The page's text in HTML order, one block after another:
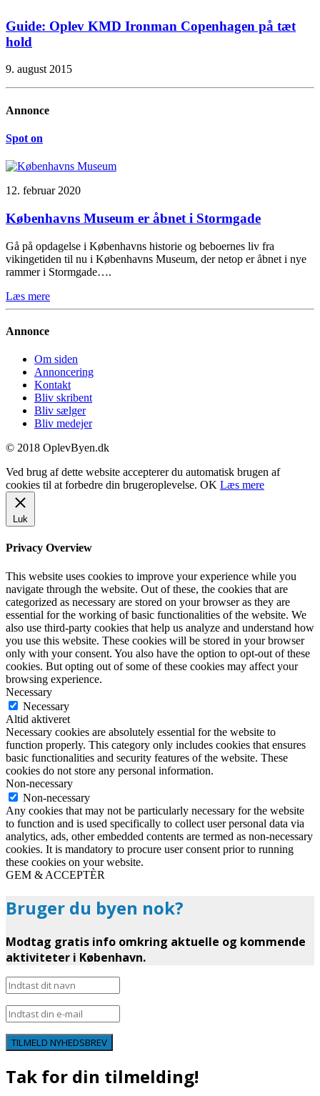
Guide: Oplev KMD Ironman Copenhagen på tæt
hold
9. august 2015
Annonce
Spot on
12. februar 2020
Københavns Museum er åbnet i Stormgade
Gå på opdagelse i Københavns historie og beboernes liv fra
vikingetiden til nu i Københavns Museum, der netop er åbnet i nye
rammer i Stormgade….
Læs mere
Annonce
Om siden
Annoncering
Kontakt
Bliv skribent
Bliv sælger
Bliv medejer
© 2018 OplevByen.dk
Ved brug af dette website accepterer du automatisk brugen af
cookies til at forbedre din brugeroplevelse. OK Læs mere
Luk
Privacy Overview
This website uses cookies to improve your experience while you
navigate through the website. Out of these, the cookies that are
categorized as necessary are stored on your browser as they are
essential for the working of basic functionalities of the website. We
also use third-party cookies that help us analyze and understand how
you use this website. These cookies will be stored in your browser
only with your consent. You also have the option to opt-out of these
cookies. But opting out of some of these cookies may affect your
browsing experience.
Necessary
Necessary
Altid aktiveret
Necessary cookies are absolutely essential for the website to
function properly. This category only includes cookies that ensures
basic functionalities and security features of the website. These
cookies do not store any personal information.
Non-necessary
Non-necessary
Any cookies that may not be particularly necessary for the website
to function and is used specifically to collect user personal data via
analytics, ads, other embedded contents are termed as non-necessary
cookies. It is mandatory to procure user consent prior to running
these cookies on your website.
GEM & ACCEPTÈR
Bruger du byen nok?
Modtag gratis info omkring aktuelle og kommende
aktiviteter i København.
TILMELD NYHEDSBREV
Tak for din tilmelding!